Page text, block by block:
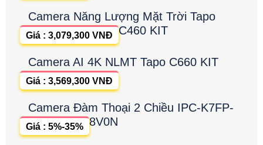
Camera Năng Lượng Mặt Trời Tapo
C460 KIT
Giá : 3,079,300 VNĐ
Camera AI 4K NLMT Tapo C660 KIT
Giá : 3,569,300 VNĐ
Camera Đàm Thoại 2 Chiều IPC-K7FP-
8V0N
Giá : 5%-35%